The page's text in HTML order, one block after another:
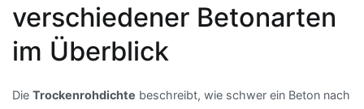
verschiedener Betonarten
im Überblick
Die Trockenrohdichte beschreibt, wie schwer ein Beton nach